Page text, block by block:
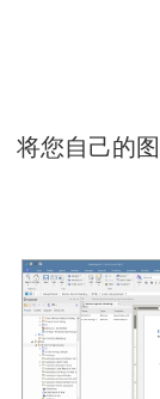
将您自己的